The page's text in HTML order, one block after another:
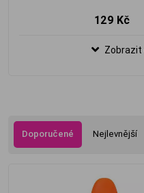
129 Kč
Zobrazit
Doporučené Nejlevnější